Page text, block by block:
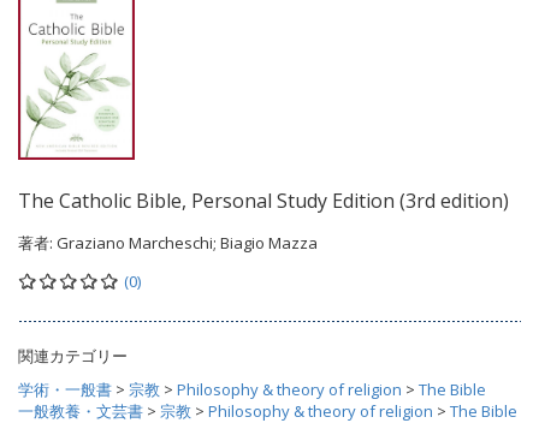
The Catholic Bible, Personal Study Edition (3rd edition)
著者: Graziano Marcheschi; Biagio Mazza
(0)
関連カテゴリー
学術・一般書 > 宗教 > Philosophy & theory of religion > The Bible
一般教養・文芸書 > 宗教 > Philosophy & theory of religion > The Bible